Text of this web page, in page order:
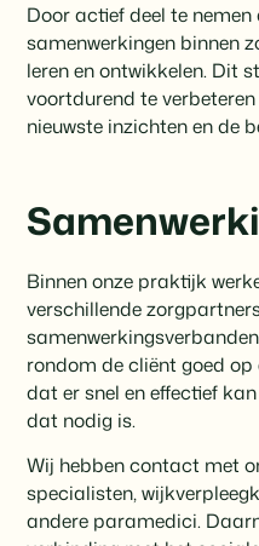
Door actief deel te
samenwerkingen binnen
leren en ontwikkelen. Dit
voortdurend te
nieuwste inzichten en de
Binnen onze praktijk
verschillende
rondom de cliënt goed
dat er snel en effectief
dat nodig is.
Wij hebben contact met
specialisten,
andere paramedici.